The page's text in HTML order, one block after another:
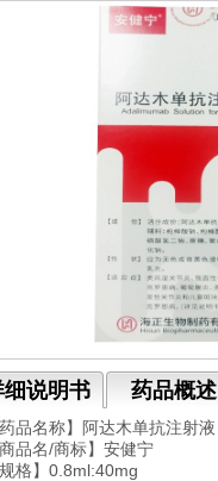
细说明书 药品概述
药品名称】阿达木单抗注射液
商品名/商标】安健宁
规格】0.8ml:40mg